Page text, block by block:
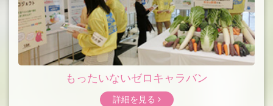
もったいないゼロ キャラバン
詳細を見る